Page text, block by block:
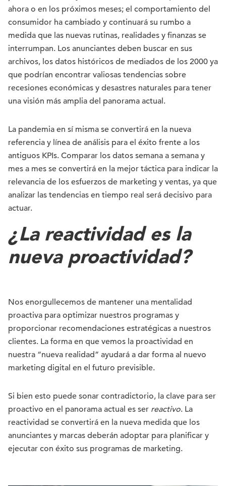
ahora o en los próximos meses; el comportamiento del
consumidor ha cambiado y continuará su rumbo a
medida que las nuevas rutinas, realidades y finanzas se
interrumpan. Los anunciantes deben buscar en sus
archivos, los datos históricos de mediados de los 2000 ya
que podrían encontrar valiosas tendencias sobre
recesiones económicas y desastres naturales para tener
una visión más amplia del panorama actual.
La pandemia en sí misma se convertirá en la nueva
referencia y línea de análisis para el éxito frente a los
antiguos KPIs. Comparar los datos semana a semana y
mes a mes se convertirá en la mejor táctica para indicar la
relevancia de los esfuerzos de marketing y ventas, ya que
analizar las tendencias en tiempo real será decisivo para
actuar.
¿La reactividad es la
nueva proactividad?
Nos enorgullecemos de mantener una mentalidad
proactiva para optimizar nuestros programas y
proporcionar recomendaciones estratégicas a nuestros
clientes. La forma en que vemos la proactividad en
nuestra “nueva realidad” ayudará a dar forma al nuevo
marketing digital en el futuro previsible.
Si bien esto puede sonar contradictorio, la clave para ser
proactivo en el panorama actual es ser reactivo. La
reactividad se convertirá en la nueva medida que los
anunciantes y marcas deberán adoptar para planificar y
ejecutar con éxito sus programas de marketing.